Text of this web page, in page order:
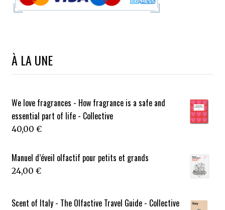
À LA UNE
We love fragrances - How fragrance is a safe and
essential part of life - Collective
40,00 €
Manuel d’éveil olfactif pour petits et grands
24,00 €
Scent of Italy - The Olfactive Travel Guide - Collective